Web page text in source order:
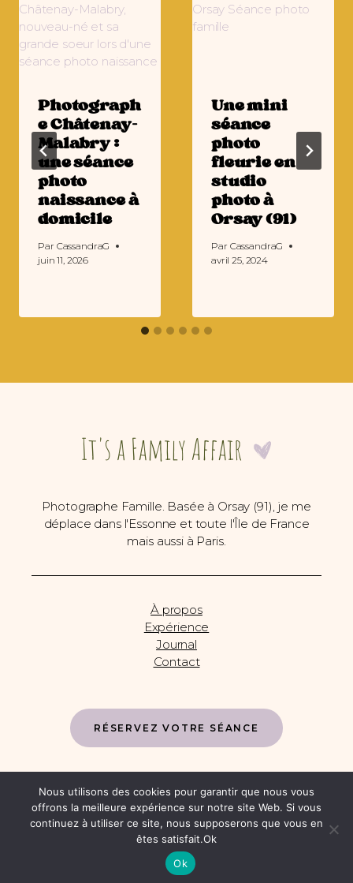
Photograph
e Châtenay-
Malabry :
une séance
photo
naissance à
domicile
Par CassandraG
juin 11, 2026
Une mini
séance
photo
fleurie en
studio
photo à
Orsay (91)
Par CassandraG
avril 25, 2024
Photographe Famille. Basée à Orsay (91), je me
déplace dans l'Essonne et toute l'Île de France
mais aussi à Paris.
À propos
Expérience
Journal
Contact
RÉSERVEZ VOTRE SÉANCE
© 2026 It's a Family Affair. Photographe de famille à Orsay
- Essonne - Yvelines - Paris -Mentions légales
Webdesign parStudio Laulinea
Nous utilisons des cookies pour garantir que nous vous
offrons la meilleure expérience sur notre site Web. Si vous
continuez à utiliser ce site, nous supposerons que vous en
êtes satisfait.Ok
Ok